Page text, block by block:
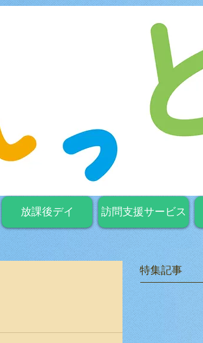
放課後デイ 訪問支援サービス
特集記事